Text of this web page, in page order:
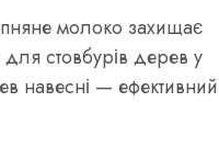
молоко захищає
для стовбурів дерев у
навесні — ефективний